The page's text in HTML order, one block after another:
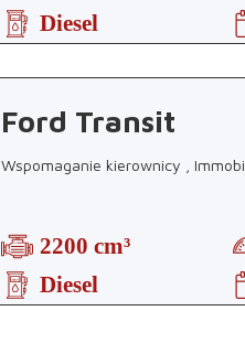
Diesel
Ford Transit
Wspomaganie kierownicy ,
2200 cm³
Diesel